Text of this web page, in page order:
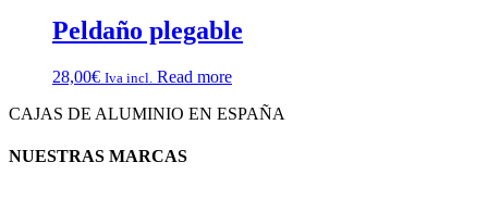
Peldaño plegable
28,00€ Iva incl. Read more
CAJAS DE ALUMINIO EN ESPAÑA
NUESTRAS MARCAS